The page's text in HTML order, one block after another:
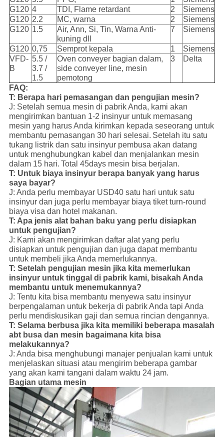
G120 4 TDI, Flame retardant 2
Siemens
G120 2.2 MC, warna 2
Siemens
G120 1.5
Air, Ann, Si, Tin, Warna Anti-
kuning dll
7 Siemens
G120 0,75 Semprot kepala 1
Siemens
VFD-
B
5.5 /
3.7 /
1.5
Oven conveyer bagian dalam,
side conveyer line, mesin
pemotong
3 Delta
FAQ:
T: Berapa hari pemasangan dan pengujian mesin?
J: Setelah semua mesin di pabrik Anda, kami akan
mengirimkan bantuan 1-2 insinyur untuk memasang
mesin yang harus Anda kirimkan kepada seseorang untuk
membantu pemasangan 30 hari selesai. Setelah itu satu
tukang listrik dan satu insinyur pembusa akan datang
untuk menghubungkan kabel dan menjalankan mesin
dalam 15 hari. Total 45days mesin bisa berjalan.
T: Untuk biaya insinyur berapa banyak yang harus
saya bayar?
J: Anda perlu membayar USD40 satu hari untuk satu
insinyur dan juga perlu membayar biaya tiket turn-round
biaya visa dan hotel makanan.
T: Apa jenis alat bahan baku yang perlu disiapkan
untuk pengujian?
J: Kami akan mengirimkan daftar alat yang perlu
disiapkan untuk pengujian dan juga dapat membantu
untuk membeli jika Anda memerlukannya.
T: Setelah pengujian mesin jika kita memerlukan
insinyur untuk tinggal di pabrik kami, bisakah Anda
membantu untuk menemukannya?
J: Tentu kita bisa membantu menyewa satu insinyur
berpengalaman untuk bekerja di pabrik Anda tapi Anda
perlu mendiskusikan gaji dan semua rincian dengannya.
T: Selama berbusa jika kita memiliki beberapa masalah
abt busa dan mesin bagaimana kita bisa
melakukannya?
J: Anda bisa menghubungi manajer penjualan kami untuk
menjelaskan situasi atau mengirim beberapa gambar
yang akan kami tangani dalam waktu 24 jam.
Bagian utama mesin